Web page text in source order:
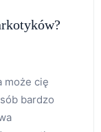
może cię
bardzo